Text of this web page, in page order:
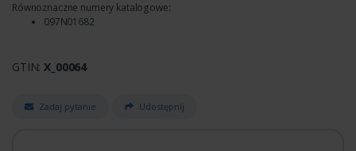
Równoznaczne numery katalogowe:
097N01682
GTIN:X_00064
Zadaj pytanie Udostępnij